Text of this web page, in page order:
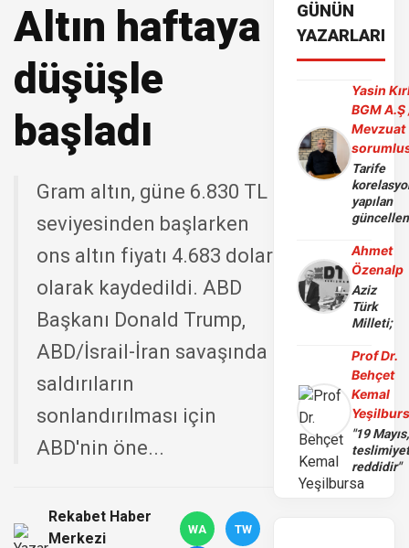
Altın haftaya
düşüşle
başladı
Gram altın, güne 6.830 TL
seviyesinden başlarken
ons altın fiyatı 4.683 dolar
olarak kaydedildi. ABD
Başkanı Donald Trump,
ABD/İsrail-İran savaşında
saldırıların
sonlandırılması için
ABD'nin öne...
Rekabet Haber
Merkezi
WA TW
GÜNÜN
YAZARLARI
Yasin
BGM A.Ş
Mevzuat
Tarife
yapılan
Ahmet
Özenalp
Aziz
Türk
Milleti;
Prof Dr.
Behçet
Kemal
"19 Mayıs,
reddidir"